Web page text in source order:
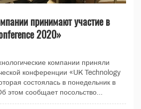
принимают участие в
2020»
компании приняли
конференции «UK Technology
состоялась в понедельник в
этом сообщает посольство...